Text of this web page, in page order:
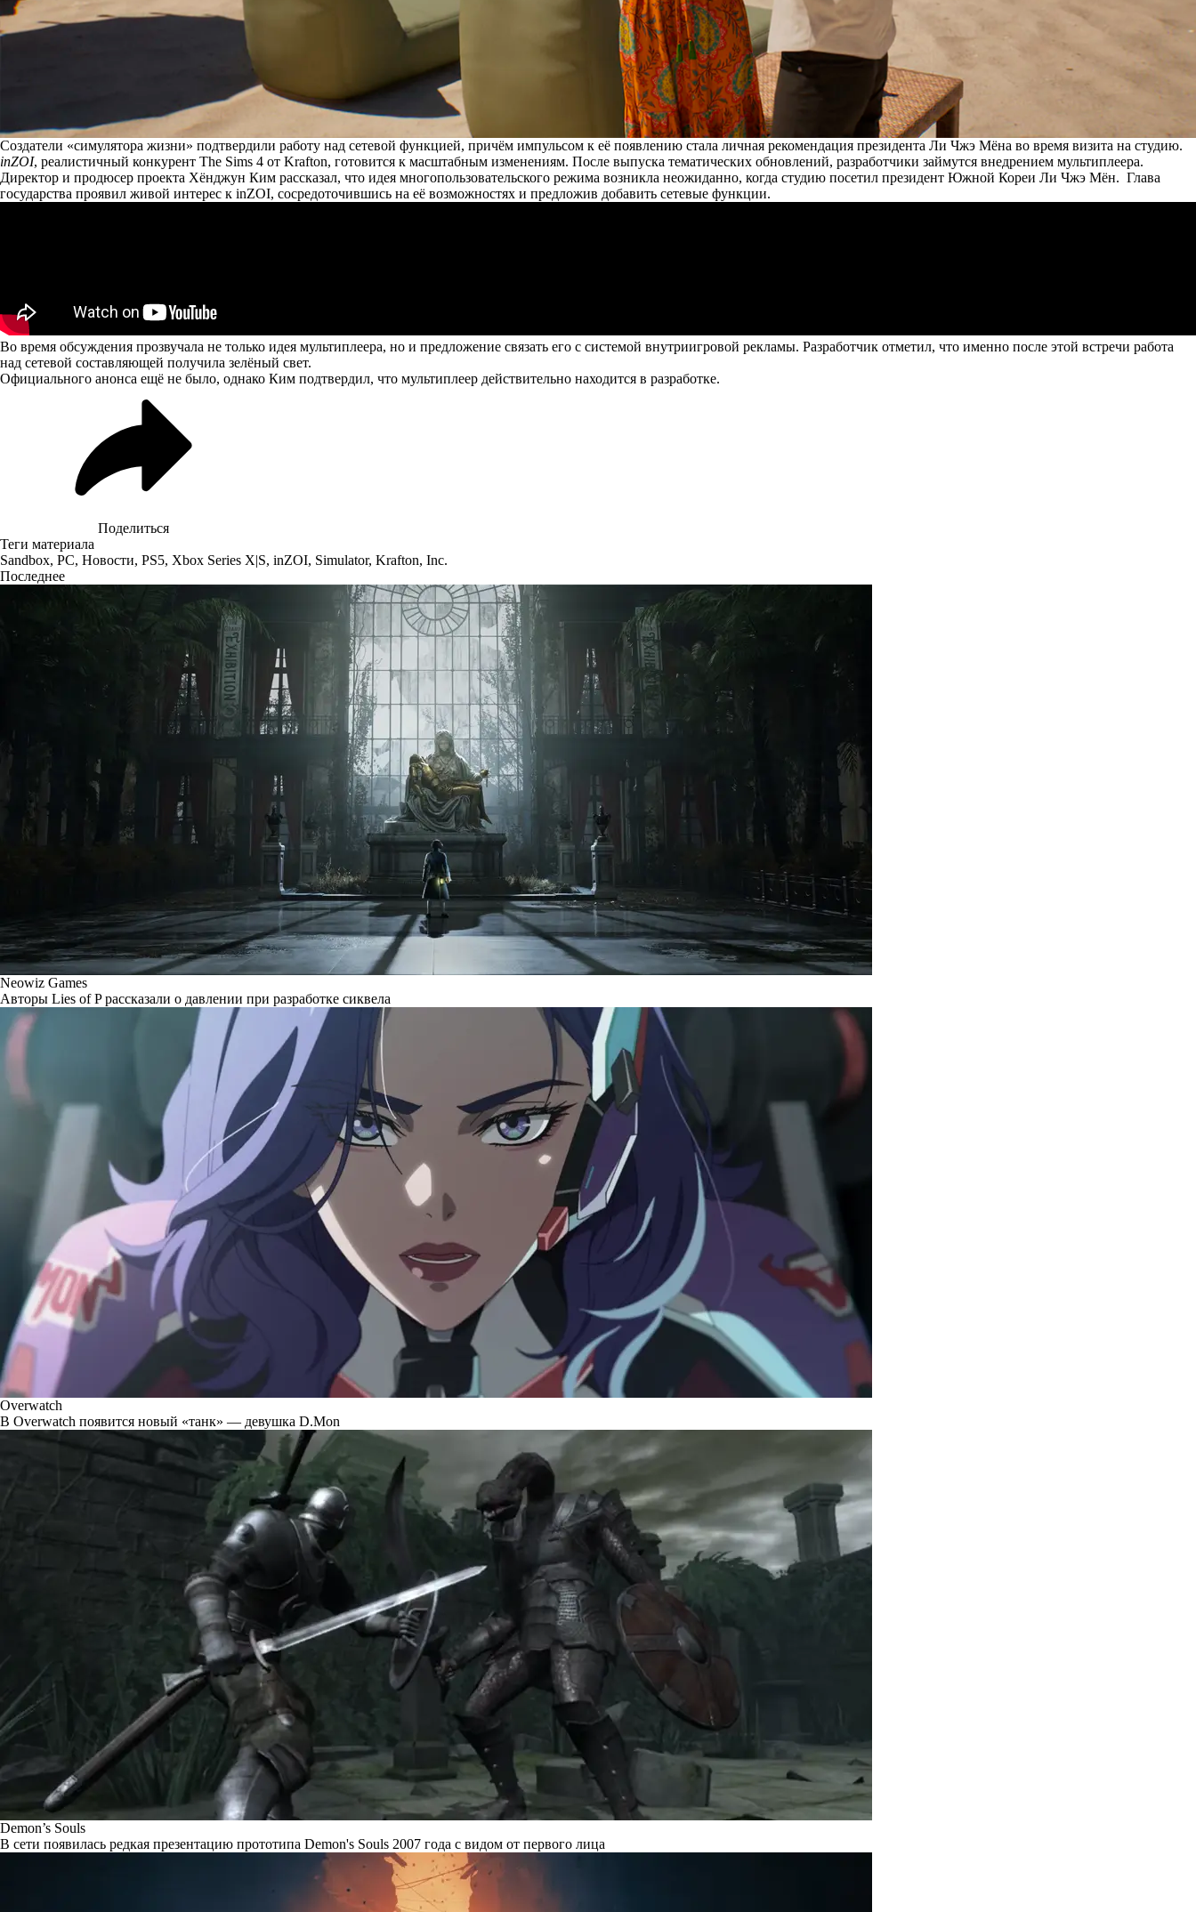
Создатели «симулятора жизни» подтвердили работу над сетевой функцией, причём импульсом к её появлению стала личная рекомендация президента Ли Чжэ Мёна во время визита на студию.
inZOI, реалистичный конкурент The Sims 4 от Krafton, готовится к масштабным изменениям. После выпуска тематических обновлений, разработчики займутся внедрением мультиплеера.
Директор и продюсер проекта Хёнджун Ким рассказал, что идея многопользовательского режима возникла неожиданно, когда студию посетил президент Южной Кореи Ли Чжэ Мён. Глава
государства проявил живой интерес к inZOI, сосредоточившись на её возможностях и предложив добавить сетевые функции.
Во время обсуждения прозвучала не только идея мультиплеера, но и предложение связать его с системой внутриигровой рекламы. Разработчик отметил, что именно после этой встречи работа
над сетевой составляющей получила зелёный свет.
Официального анонса ещё не было, однако Ким подтвердил, что мультиплеер действительно находится в разработке.
Поделиться
Теги материала
Sandbox, PC, Новости, PS5, Xbox Series X|S, inZOI, Simulator, Krafton, Inc.
Последнее
Neowiz Games
Авторы Lies of P рассказали о давлении при разработке сиквела
Overwatch
В Overwatch появится новый «танк» — девушка D.Mon
Demon’s Souls
В сети появилась редкая презентацию прототипа Demon's Souls 2007 года с видом от первого лица